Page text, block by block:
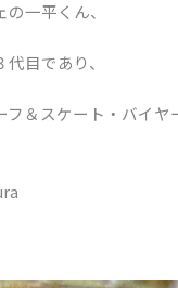
一平くん、
目であり、
フ＆スケート・バイヤ